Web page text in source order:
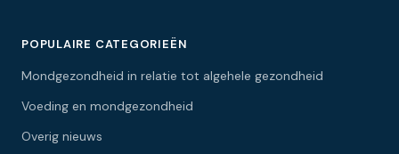
POPULAIRE CATEGORIEËN
Mondgezondheid in relatie tot algehele gezondheid
Voeding en mondgezondheid
Overig nieuws